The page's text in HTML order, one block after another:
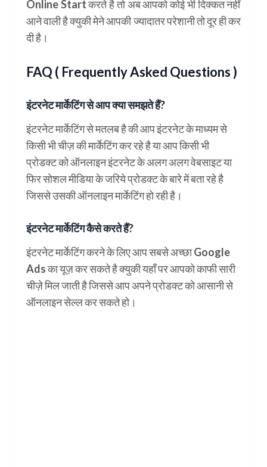
Online Startकरते है तो अब आपको कोई भी दिक्कत नहीं
आने वाली है क्युकी मेने आपकी ज्यादातर परेशानी तो दूर ही कर
दी है।
FAQ ( Frequently Asked Questions )
इंटरनेट मार्केटिंग से आप क्या समझते हैं?
इंटरनेट मार्केटिंग से मतलब है की आप इंटरनेट के माध्यम से
किसी भी चीज़ की मार्केटिंग कर रहे है या आप किसी भी
प्रोडक्ट को ऑनलाइन इंटरनेट के अलग अलग वेबसाइट या
फिर सोशल मीडिया के जरिये प्रोडक्ट के बारे में बता रहे है
जिससे उसकी ऑनलाइन मार्केटिंग हो रही है।
इंटरनेट मार्केटिंग कैसे करते हैं?
इंटरनेट मार्केटिंग करने के लिए आप सबसे अच्छा Google
Ads का यूज़ कर सकते है क्युकी यहाँ पर आपको काफी सारी
चीज़े मिल जाती है जिससे आप अपने प्रोडक्ट को आसानी से
ऑनलाइन सेल्ल कर सकते हो।